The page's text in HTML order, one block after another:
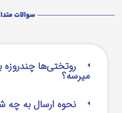
سوالات
روتختی‌‌ها
میرسه؟
نحوه ارسال به